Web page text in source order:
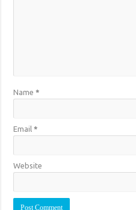
Name*
Email*
Website